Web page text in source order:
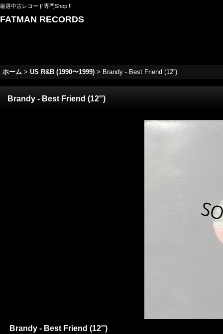
厳選中古レコード専門Shop !!
FATMAN RECORDS
ホーム > US R&B (1990〜1999) > Brandy - Best Friend (12'')
Brandy - Best Friend (12'')
Brandy - Best Friend (12'')